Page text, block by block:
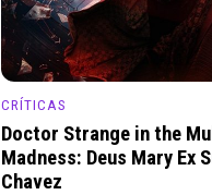
CRÍTICAS
Doctor Strange in the
Madness: Deus Mary Ex
Chavez